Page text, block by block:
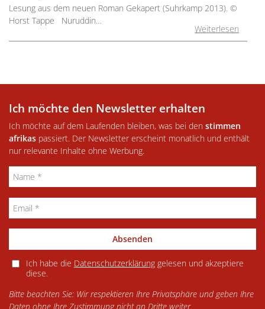
Lesung aus dem neuen Roman Gekapert (Suhrkamp 2013). ©
Horst Tappe Nuruddin…
Weiterlesen
Ich möchte den Newsletter erhalten
Ich möchte auf dem Laufenden bleiben, was bei den stimmen
afrikas passiert. Der Newsletter erscheint monatlich und enthält
nur relevante Inhalte ohne Werbung.
Absenden
Ich habe die Datenschutzerklärunggelesen und akzeptiere
diese.
Bitte beachten Sie: Wir respektieren Ihre Privatsphäre und geben Ihre
Daten ohne Ihre Zustimmung nicht an Dritte weiter.